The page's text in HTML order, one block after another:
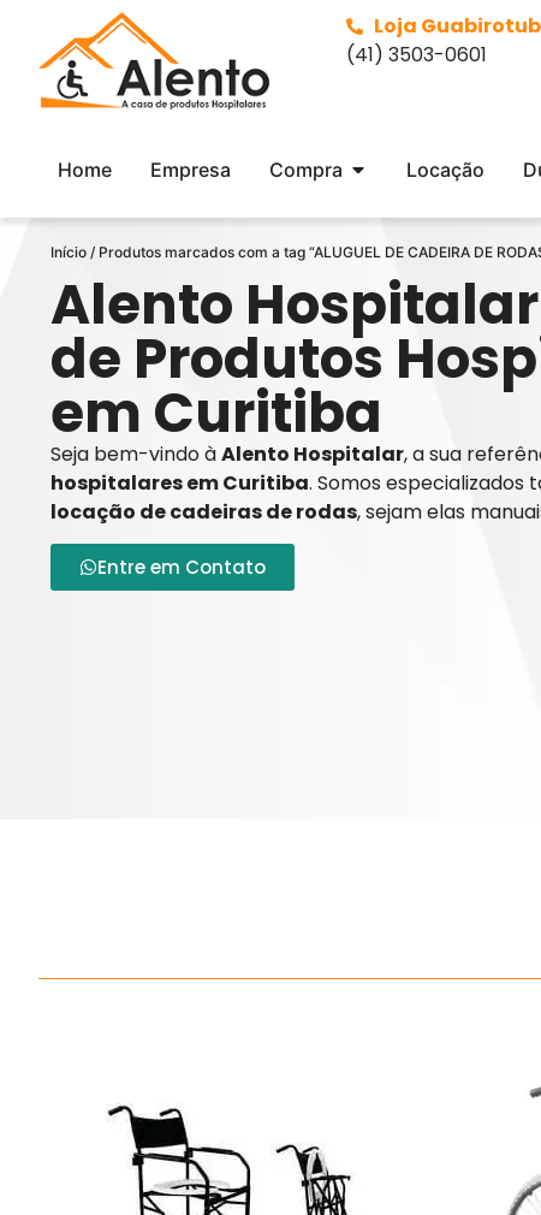
Loja
(41) 3503-0601
Home Empresa Compra Locação
Início / Produtos marcados com a tag “ALUGUEL DE CADEIRA DE
Alento
de Produtos
em Curitiba
Seja bem-vindo àAlento Hospitalar, a sua
hospitalares em Curitiba. Somos especializados
locação de cadeiras de rodas, sejam elas
Entre em Contato